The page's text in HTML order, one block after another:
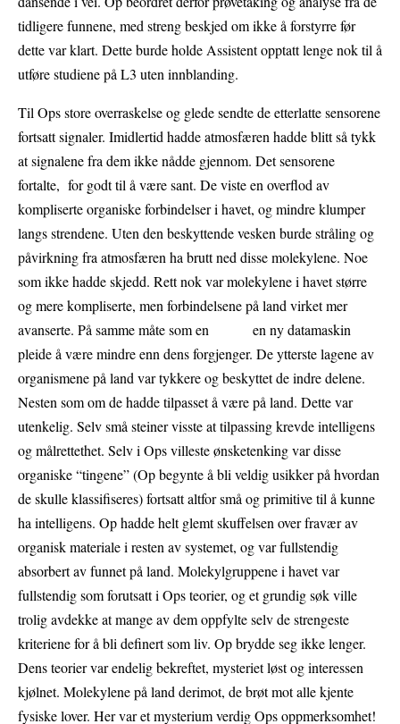
tidligere funnene, med streng beskjed om ikke å forstyrre før
dette var klart. Dette burde holde Assistent opptatt lenge nok til å
utføre studiene på L3 uten innblanding.
Til Ops store overraskelse og glede sendte de etterlatte sensorene
fortsatt signaler. Imidlertid hadde atmosfæren hadde blitt så tykk
at signalene fra dem ikke nådde gjennom. Det sensorene
fortalte, for godt til å være sant. De viste en overflod av
kompliserte organiske forbindelser i havet, og mindre klumper
langs strendene. Uten den beskyttende vesken burde stråling og
påvirkning fra atmosfæren ha brutt ned disse molekylene. Noe
som ikke hadde skjedd. Rett nok var molekylene i havet større
og mere kompliserte, men forbindelsene på land virket mer
avanserte. På samme måte som en en ny datamaskin
pleide å være mindre enn dens forgjenger. De ytterste lagene av
organismene på land var tykkere og beskyttet de indre delene.
Nesten som om de hadde tilpasset å være på land. Dette var
utenkelig. Selv små steiner visste at tilpassing krevde intelligens
og målrettethet. Selv i Ops villeste ønsketenking var disse
organiske “tingene” (Op begynte å bli veldig usikker på hvordan
de skulle klassifiseres) fortsatt altfor små og primitive til å kunne
ha intelligens. Op hadde helt glemt skuffelsen over fravær av
organisk materiale i resten av systemet, og var fullstendig
absorbert av funnet på land. Molekylgruppene i havet var
fullstendig som forutsatt i Ops teorier, og et grundig søk ville
trolig avdekke at mange av dem oppfylte selv de strengeste
kriteriene for å bli definert som liv. Op brydde seg ikke lenger.
Dens teorier var endelig bekreftet, mysteriet løst og interessen
kjølnet. Molekylene på land derimot, de brøt mot alle kjente
fysiske lover. Her var et mysterium verdig Ops oppmerksomhet!